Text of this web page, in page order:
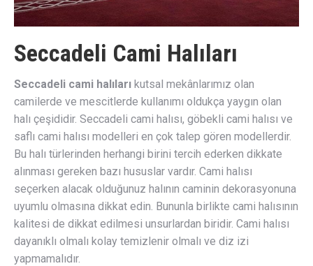
Seccadeli Cami Halıları
Seccadeli cami halıları kutsal mekânlarımız olan
camilerde ve mescitlerde kullanımı oldukça yaygın olan
halı çeşididir. Seccadeli cami halısı, göbekli cami halısı ve
saflı cami halısı modelleri en çok talep gören modellerdir.
Bu halı türlerinden herhangi birini tercih ederken dikkate
alınması gereken bazı hususlar vardır. Cami halısı
seçerken alacak olduğunuz halının caminin dekorasyonuna
uyumlu olmasına dikkat edin. Bununla birlikte cami halısının
kalitesi de dikkat edilmesi unsurlardan biridir. Cami halısı
dayanıklı olmalı kolay temizlenir olmalı ve diz izi
yapmamalıdır.